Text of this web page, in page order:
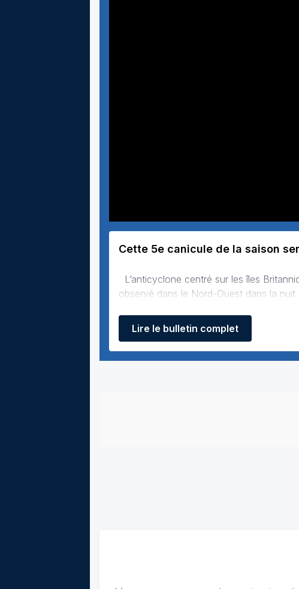
Cette 5e canicule de la saison
observé dans le Nord-Ouest dans la nuit
Lire le bulletin complet